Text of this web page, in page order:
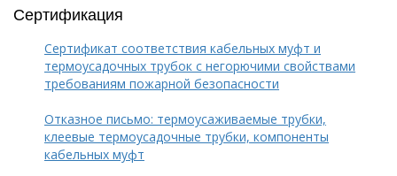
Сертификация
Сертификат соответствия кабельных муфт и
термоусадочных трубок с негорючими свойствами
требованиям пожарной безопасности
Отказное письмо: термоусаживаемые трубки,
клеевые термоусадочные трубки, компоненты
кабельных муфт